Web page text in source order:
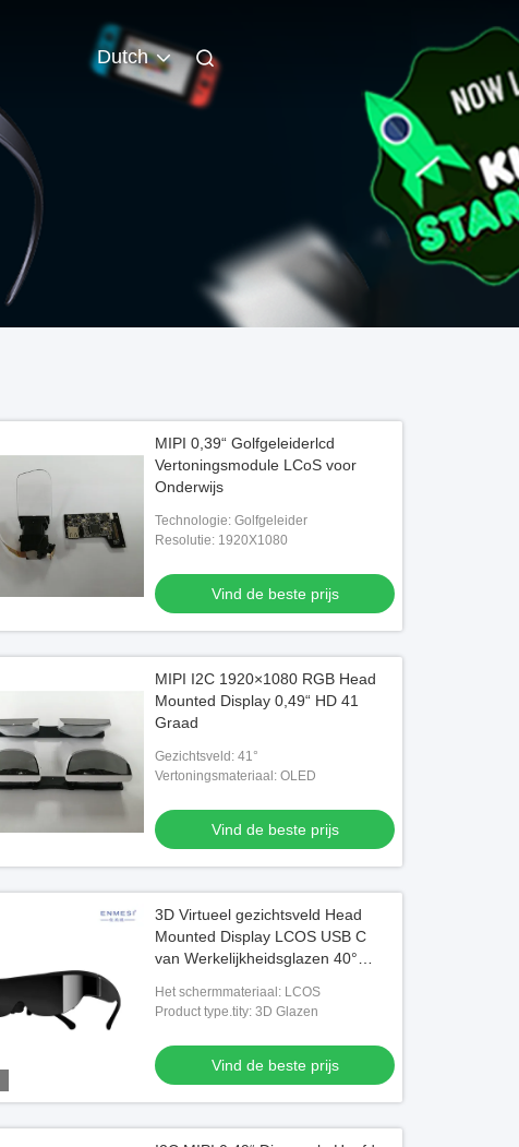
Dutch
MIPI 0,39“ Golfgeleiderlcd
Vertoningsmodule LCoS voor
Onderwijs
Technologie: Golfgeleider
Resolutie: 1920X1080
Vind de beste prijs
MIPI I2C 1920×1080 RGB Head
Mounted Display 0,49“ HD 41
Graad
Gezichtsveld: 41°
Vertoningsmateriaal: OLED
Vind de beste prijs
3D Virtueel gezichtsveld Head
Mounted Display LCOS USB C
van Werkelijkheidsglazen 40°
Het schermmateriaal: LCOS
Product type.tity: 3D Glazen
Vind de beste prijs